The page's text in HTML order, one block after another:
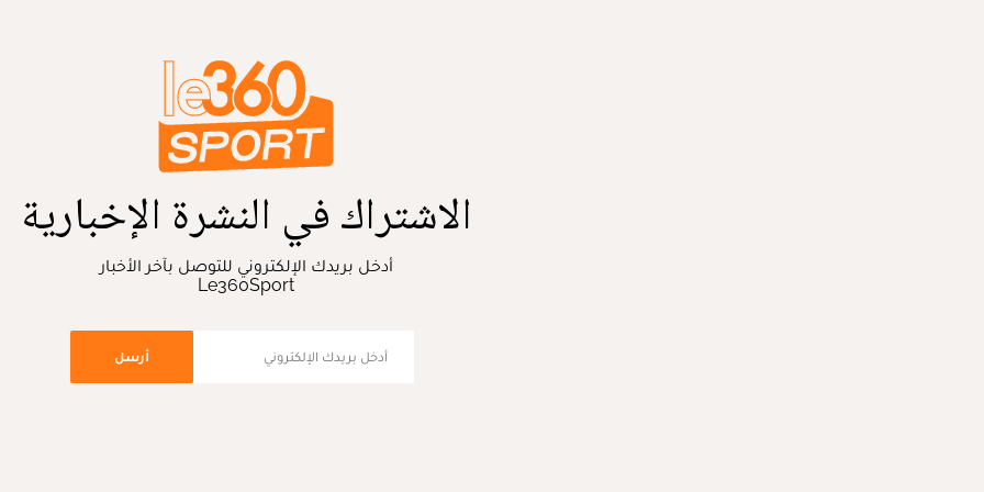
الاشتراك في النشرة الإخبارية
أدخل بريدك الإلكتروني للتوصل بآخر الأخبار
Le360Sport
أرسل